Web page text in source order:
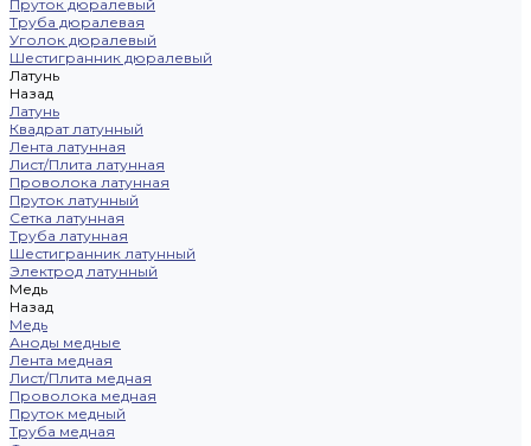
Пруток дюралевый
Труба дюралевая
Уголок дюралевый
Шестигранник дюралевый
Латунь
Назад
Латунь
Квадрат латунный
Лента латунная
Лист/Плита латунная
Проволока латунная
Пруток латунный
Сетка латунная
Труба латунная
Шестигранник латунный
Электрод латунный
Медь
Назад
Медь
Аноды медные
Лента медная
Лист/Плита медная
Проволока медная
Пруток медный
Труба медная